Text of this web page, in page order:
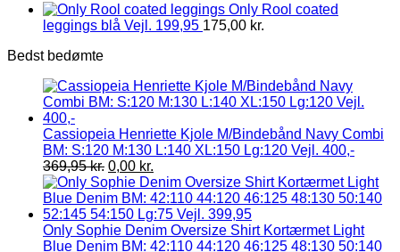
Only Rool coated
leggings blå Vejl. 199,95 175,00 kr.
Bedst bedømte
Cassiopeia Henriette Kjole M/Bindebånd Navy Combi
BM: S:120 M:130 L:140 XL:150 Lg:120 Vejl. 400,-
369,95kr. 0,00 kr.
Only Sophie Denim Oversize Shirt Kortærmet Light
Blue Denim BM: 42:110 44:120 46:125 48:130 50:140